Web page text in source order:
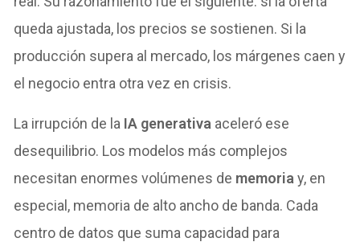
queda ajustada, los precios se sostienen. Si la
producción supera al mercado, los márgenes caen y
el negocio entra otra vez en crisis.
La irrupción de la IA generativa aceleró ese
desequilibrio. Los modelos más complejos
necesitan enormes volúmenes de memoria y, en
especial, memoria de alto ancho de banda. Cada
centro de datos que suma capacidad para